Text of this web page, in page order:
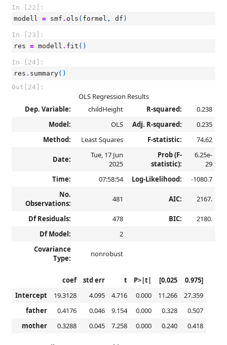
In [22]:
modell = smf . ols ( formel , df )
In [23]:
res = modell . fit ()
In [24]:
res . summary()
Out[24]:
OLS Regression Results
Dep. Variable:
childHeight R-squared:
0.238
Model:
OLS Adj. R-squared:
0.235
Method:
Least Squares F-statistic: 74.62
Date:
Tue, 17 Jun
2025
Prob (F-
statistic):
6.25e-
29
Time:
07:58:54 Log-Likelihood:
-1080.7
No.
Observations:
481 AIC: 2167.
Df Residuals: 478 BIC:
2180.
Df Model:
2
Covariance
Type:
nonrobust
coef std err t P>|t| [0.025
0.975]
Intercept
19.3128 4.095 4.716 0.000 11.266
27.359
father
0.4176 0.046 9.154 0.000 0.328
0.507
mother
0.3288 0.045 7.258 0.000 0.240 0.418